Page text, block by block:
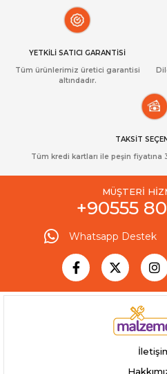
YETKİLİ SATICI GARANTİSİ
Tüm ürünlerimiz üretici garantisi
altındadır.
TAKSİT
Tüm kredi kartları ile peşin fiyatına
MÜŞTERİ
+90555
Whatsapp Destek